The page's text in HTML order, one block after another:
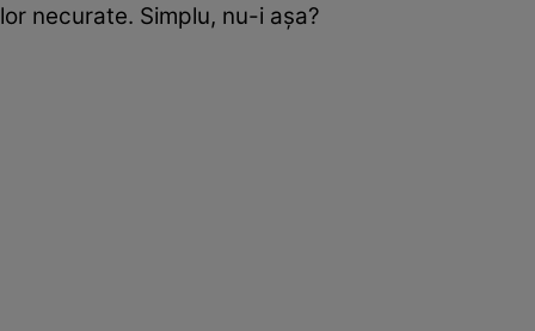
lor necurate. Simplu, nu-i aşa?